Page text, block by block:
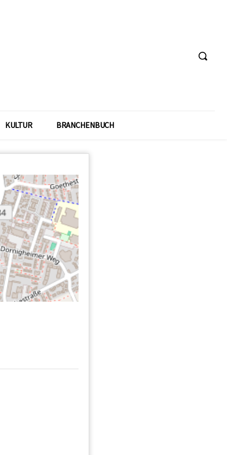
KULTUR BRANCHENBUCH